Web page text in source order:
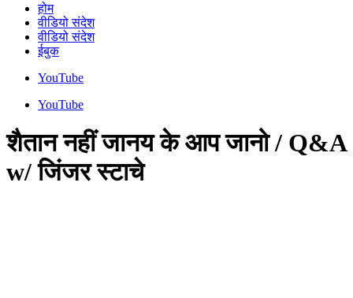
होम
वीडियो संदेश
वीडियो संदेश
ईबुक
YouTube
YouTube
शैतान नहीं जानय के आप जानो / Q&A
w/ जिंजर स्टाचे